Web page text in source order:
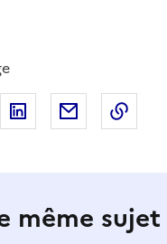
Facebook
sur X
Partager surPartager
même sujet